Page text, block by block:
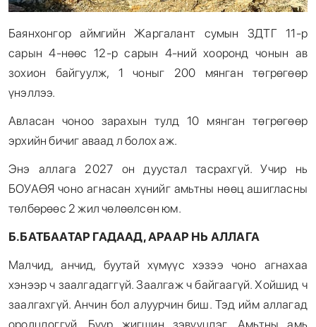
Баянхонгор аймгийн Жаргалант сумын ЗДТГ 11-р
сарын 4-нөөс 12-р сарын 4-ний хооронд чонын ав
зохион байгуулж, 1 чоныг 200 мянган төгрөгөөр
үнэллээ.
Авласан чоноо зарахын тулд 10 мянган төгрөгөөр
эрхийн бичиг аваад л болох аж.
Энэ аллага 2027 он дуустал тасрахгүй. Учир нь
БОУАӨЯ чоно агнасан хүнийг амьтны нөөц ашигласны
төлбөрөөс 2 жил чөлөөлсөн юм.
Б.БАТБААТАР ГАДААД, АРААР НЬ АЛЛАГА
Малчид, анчид, буутай хүмүүс хэзээ чоно агнахаа
хэнээр ч заалгадаггүй. Заалгаж ч байгаагүй. Хойшид ч
заалгахгүй. Анчин бол алуурчин биш. Тэд ийм аллагад
оролцдоггүй. Бүүр жигшин зэвүүцдэг. Амьтны амь